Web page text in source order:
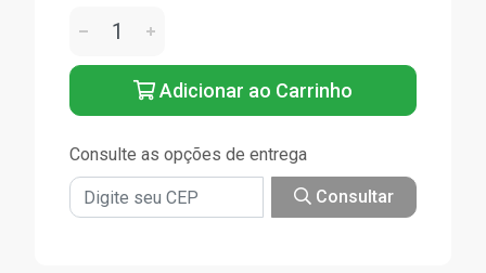
Adicionar ao Carrinho
Consulte as opções de entrega
Consultar